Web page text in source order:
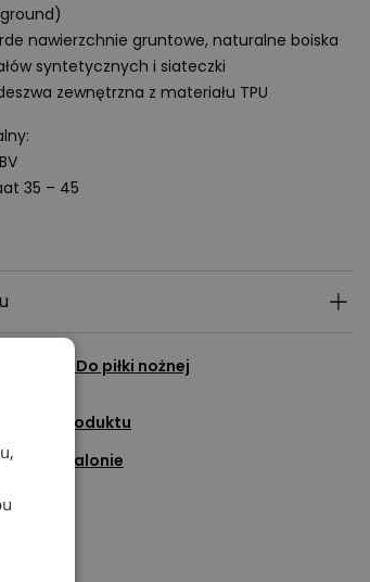
nawierzchnie gruntowe, naturalne boiska
syntetycznych i siateczki
zewnętrzna z materiału TPU
35 – 45
Do piłki nożnej
tego produktu
w salonie